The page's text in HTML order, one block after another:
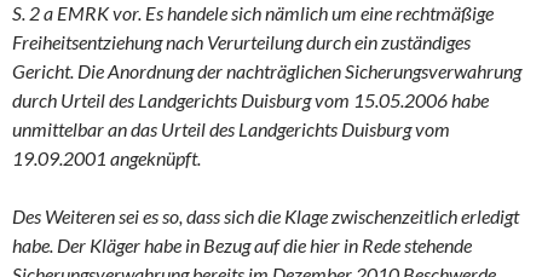
S. 2 a EMRK vor. Es handele sich nämlich um eine rechtmäßige
Freiheitsentziehung nach Verurteilung durch ein zuständiges
Gericht. Die Anordnung der nachträglichen Sicherungsverwahrung
durch Urteil des Landgerichts Duisburg vom 15.05.2006 habe
unmittelbar an das Urteil des Landgerichts Duisburg vom
19.09.2001 angeknüpft.
Des Weiteren sei es so, dass sich die Klage zwischenzeitlich erledigt
habe. Der Kläger habe in Bezug auf die hier in Rede stehende